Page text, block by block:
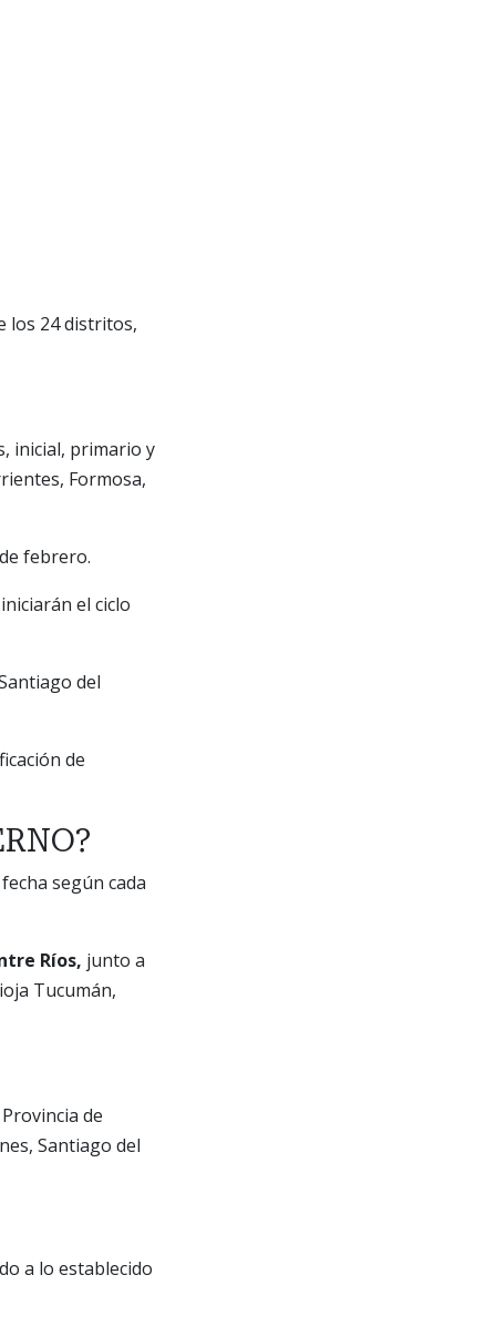
los 24 distritos,
inicial, primario y
Formosa,
febrero.
el ciclo
del
de
según cada
Ríos, junto a
Tucumán,
de
Santiago del
a lo establecido